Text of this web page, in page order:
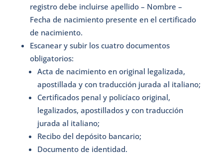
registro debe incluirse apellido – Nombre –
Fecha de nacimiento presente en el certificado
de nacimiento.
Escanear y subir los cuatro documentos
obligatorios:
Acta de nacimiento en original legalizada,
apostillada y con traducción jurada al italiano;
Certificados penal y policíaco original,
legalizados, apostillados y con traducción
jurada al italiano;
Recibo del depósito bancario;
Documento de identidad.